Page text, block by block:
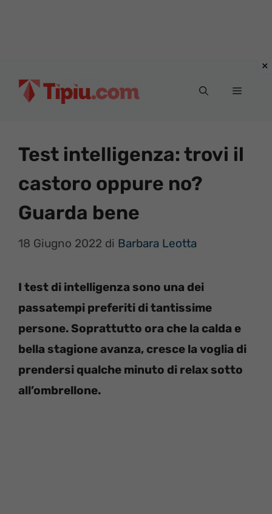
Menu
Test intelligenza: trovi il
castoro oppure no?
Guarda bene
18 Giugno 2022 di Barbara Leotta
I test di intelligenza sono una dei
passatempi preferiti di tantissime
persone. Soprattutto ora che la calda e
bella stagione avanza, cresce la voglia di
prendersi qualche minuto di relax sotto
all’ombrellone.